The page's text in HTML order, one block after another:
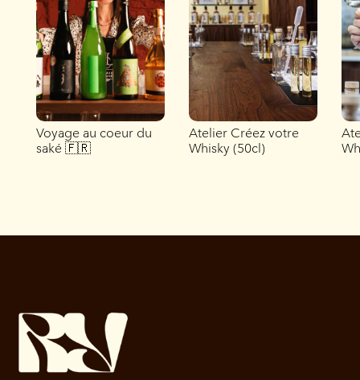
Voyage au coeur du
saké 🇫🇷
Atelier Créez votre
Whisky (50cl)